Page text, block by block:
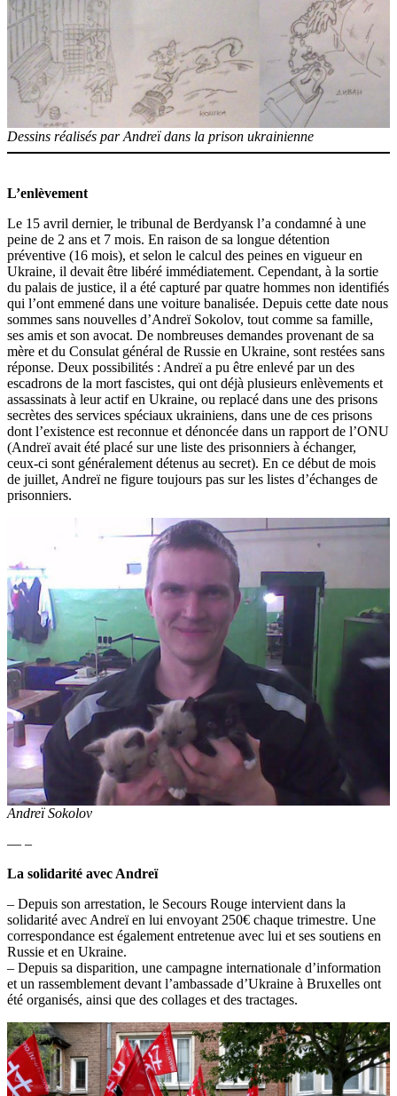
Dessins réalisés par Andreï dans la prison ukrainienne
L’enlèvement
Le 15 avril dernier, le tribunal de Berdyansk l’a condamné à une
peine de 2 ans et 7 mois. En raison de sa longue détention
préventive (16 mois), et selon le calcul des peines en vigueur en
Ukraine, il devait être libéré immédiatement. Cependant, à la sortie
du palais de justice, il a été capturé par quatre hommes non identifiés
qui l’ont emmené dans une voiture banalisée. Depuis cette date nous
sommes sans nouvelles d’Andreï Sokolov, tout comme sa famille,
ses amis et son avocat. De nombreuses demandes provenant de sa
mère et du Consulat général de Russie en Ukraine, sont restées sans
réponse. Deux possibilités : Andreï a pu être enlevé par un des
escadrons de la mort fascistes, qui ont déjà plusieurs enlèvements et
assassinats à leur actif en Ukraine, ou replacé dans une des prisons
secrètes des services spéciaux ukrainiens, dans une de ces prisons
dont l’existence est reconnue et dénoncée dans un rapport de l’ONU
(Andreï avait été placé sur une liste des prisonniers à échanger,
ceux-ci sont généralement détenus au secret). En ce début de mois
de juillet, Andreï ne figure toujours pas sur les listes d’échanges de
prisonniers.
Andreï Sokolov
— –
La solidarité avec Andreï
– Depuis son arrestation, le Secours Rouge intervient dans la
solidarité avec Andreï en lui envoyant 250€ chaque trimestre. Une
correspondance est également entretenue avec lui et ses soutiens en
Russie et en Ukraine.
– Depuis sa disparition, une campagne internationale d’information
et un rassemblement devant l’ambassade d’Ukraine à Bruxelles ont
été organisés, ainsi que des collages et des tractages.